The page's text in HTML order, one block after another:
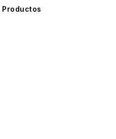
Productos